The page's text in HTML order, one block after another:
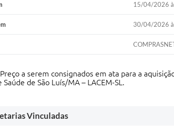
15/04/2026
30/04/2026
a serem consignados em ata para a
de São Luís/MA – LACEM-SL.
Vinculadas